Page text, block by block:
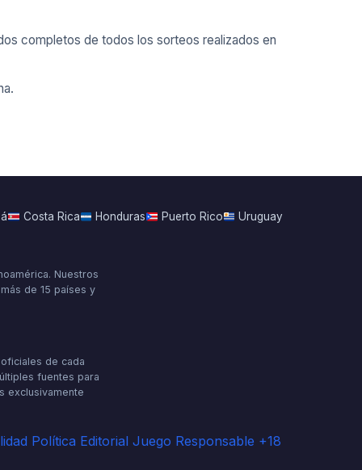
completos de todos los sorteos realizados en
Costa Rica Honduras Puerto Rico Uruguay
Nuestros
de 15 países y
de cada
fuentes para
exclusivamente
Política Editorial Juego Responsable +18